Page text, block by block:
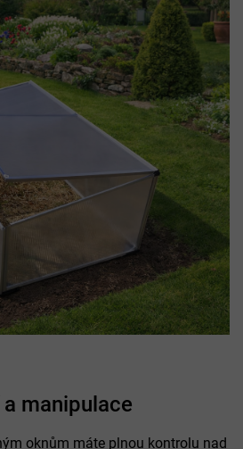
manipulace
oknům máte plnou kontrolu nad